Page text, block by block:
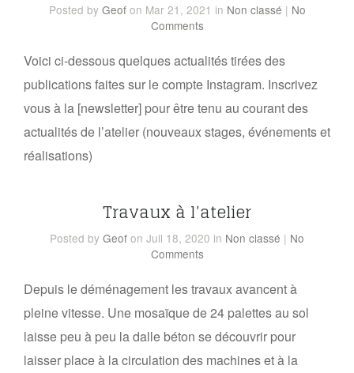
Posted by Geof on Mar 21, 2021 in Non classé | No
Comments
Voici ci-dessous quelques actualités tirées des
publications faites sur le compte Instagram. Inscrivez
vous à la [newsletter] pour être tenu au courant des
actualités de l’atelier (nouveaux stages, événements et
réalisations)
Travaux à l’atelier
Posted by Geof on Juil 18, 2020 in Non classé | No
Comments
Depuis le déménagement les travaux avancent à
pleine vitesse. Une mosaïque de 24 palettes au sol
laisse peu à peu la dalle béton se découvrir pour
laisser place à la circulation des machines et à la